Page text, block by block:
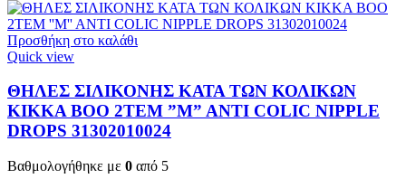
Προσθήκη στο καλάθι
Quick view
ΘΗΛΕΣ ΣΙΛΙΚΟΝΗΣ ΚΑΤΑ ΤΩΝ ΚΟΛΙΚΩΝ
KIKKA BOO 2TEM ”M” ANTI COLIC NIPPLE
DROPS 31302010024
Βαθμολογήθηκε με 0 από 5